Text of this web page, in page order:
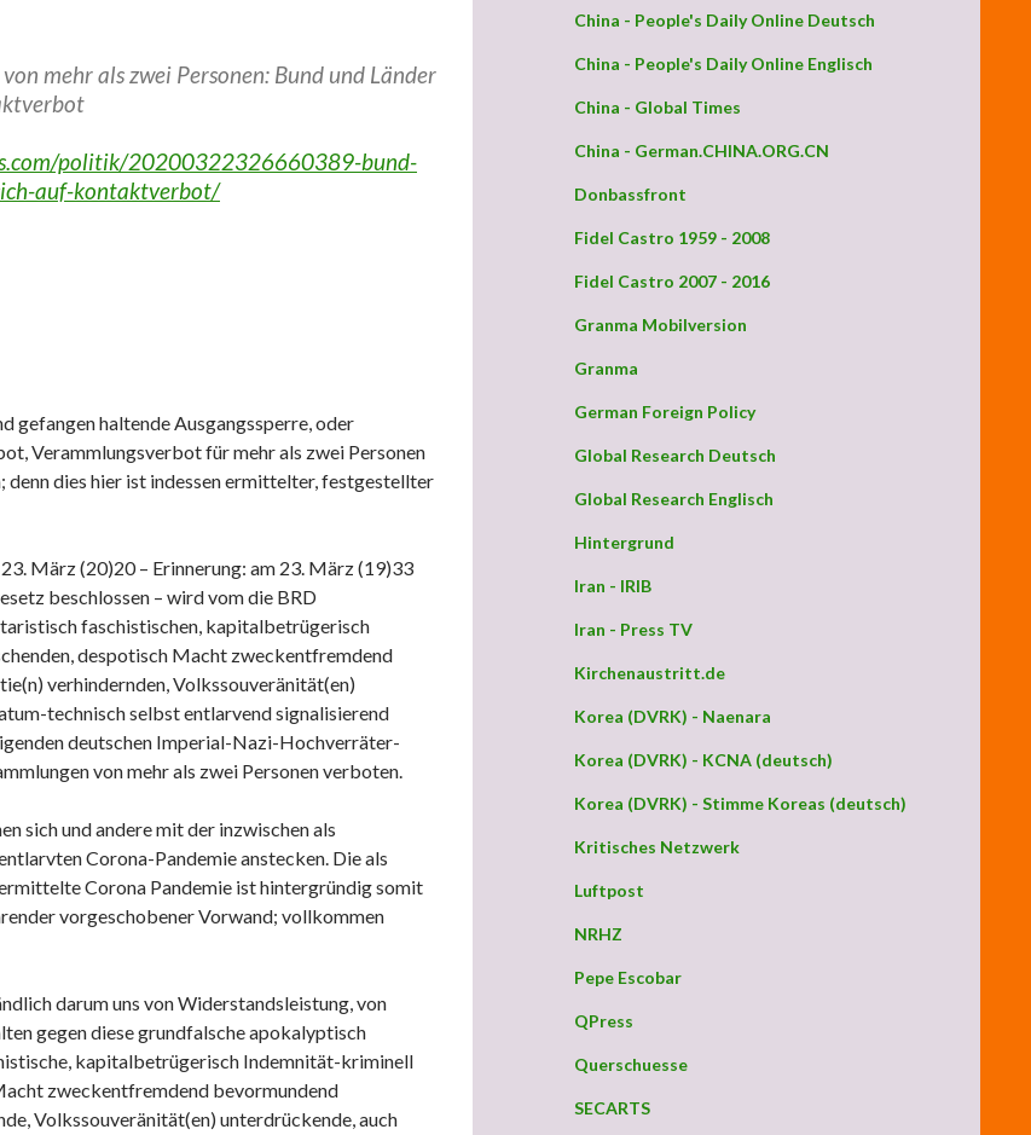
mehr als zwei Personen: Bund und Länder
politik/20200322326660389-bund-
auf-kontaktverbot/
gefangen haltende Ausgangssperre, oder
Verammlungsverbot für mehr als zwei Personen
denn dies hier ist indessen ermittelter, festgestellter
März (20)20 – Erinnerung: am 23. März (19)33
beschlossen – wird vom die BRD
faschistischen, kapitalbetrügerisch
despotisch Macht zweckentfremdend
verhindernden, Volkssouveränität(en)
technisch selbst entlarvend signalisierend
deutschen Imperial-Nazi-Hochverräter-
von mehr als zwei Personen verboten.
sich und andere mit der inzwischen als
Corona-Pandemie anstecken. Die als
Corona Pandemie ist hintergründig somit
vorgeschobener Vorwand; vollkommen
darum uns von Widerstandsleistung, von
gegen diese grundfalsche apokalyptisch
kapitalbetrügerisch Indemnität-kriminell
zweckentfremdend bevormundend
Volkssouveränität(en) unterdrückende, auch
China - People's Daily Online Deutsch
China - People's Daily Online Englisch
China - Global Times
China - German.CHINA.ORG.CN
Donbassfront
Fidel Castro 1959 - 2008
Fidel Castro 2007 - 2016
Granma Mobilversion
Granma
German Foreign Policy
Global Research Deutsch
Global Research Englisch
Hintergrund
Iran - IRIB
Iran - Press TV
Kirchenaustritt.de
Korea (DVRK) - Naenara
Korea (DVRK) - KCNA (deutsch)
Korea (DVRK) - Stimme Koreas (deutsch)
Kritisches Netzwerk
Luftpost
NRHZ
Pepe Escobar
QPress
Querschuesse
SECARTS